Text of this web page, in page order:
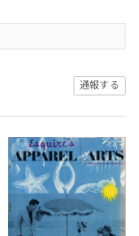
通報する